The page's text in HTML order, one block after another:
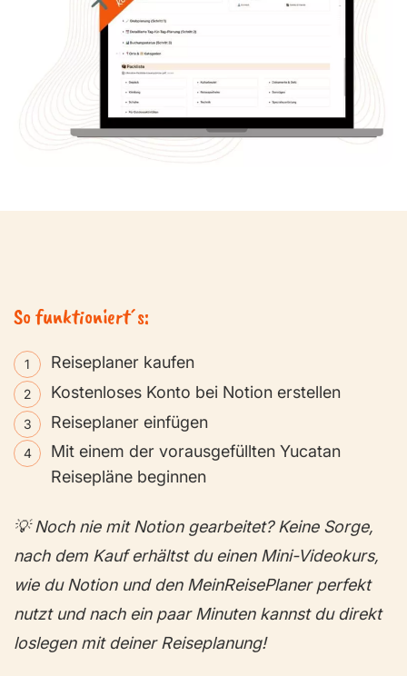
So funktioniert´s:
Reiseplaner kaufen
Kostenloses Konto bei Notion erstellen
Reiseplaner einfügen
Mit einem der vorausgefüllten Yucatan
Reisepläne beginnen
💡 Noch nie mit Notion gearbeitet? Keine Sorge,
nach dem Kauf erhältst du einen Mini-Videokurs,
wie du Notion und den MeinReisePlaner perfekt
nutzt und nach ein paar Minuten kannst du direkt
loslegen mit deiner Reiseplanung!